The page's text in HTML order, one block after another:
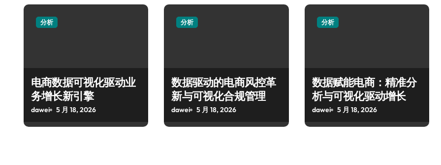
分析
电商数据可视化驱动业
务增长新引擎
dawei 5 月 18, 2026
分析
数据驱动的电商风控革
新与可视化合规管理
dawei 5 月 18, 2026
分析
数据赋能电商：精准分
析与可视化驱动增长
dawei 5 月 18, 2026